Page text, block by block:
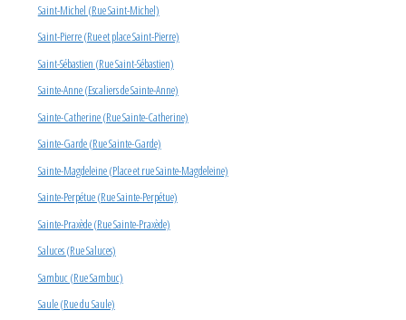
Saint-Michel (Rue Saint-Michel)
Saint-Pierre (Rue et place Saint-Pierre)
Saint-Sébastien (Rue Saint-Sébastien)
Sainte-Anne (Escaliers de Sainte-Anne)
Sainte-Catherine (Rue Sainte-Catherine)
Sainte-Garde (Rue Sainte-Garde)
Sainte-Magdeleine (Place et rue Sainte-Magdeleine)
Sainte-Perpétue (Rue Sainte-Perpétue)
Sainte-Praxède (Rue Sainte-Praxède)
Saluces (Rue Saluces)
Sambuc (Rue Sambuc)
Saule (Rue du Saule)